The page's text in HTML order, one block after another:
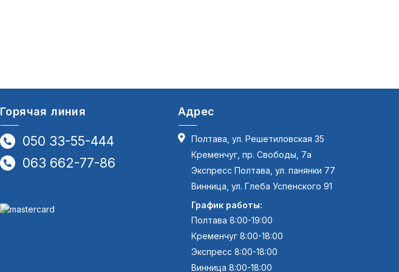
Горячая линия
050 33-55-444
063 662-77-86
Адрес
Полтава, ул. Решетиловская 35
Кременчуг, пр. Свободы, 7а
Экспресс Полтава, ул. панянки 77
Винница, ул. Глеба Успенского 91
График работы:
Полтава 8:00-19:00
Кременчуг 8:00-18:00
Экспресс 8:00-18:00
Винница 8:00-18:00